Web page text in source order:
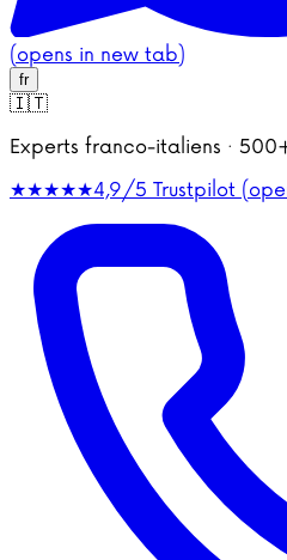
(opens in new tab)
fr
🇮🇹
Experts franco-italiens ·
★★★★★4,9/5 Trustpilot